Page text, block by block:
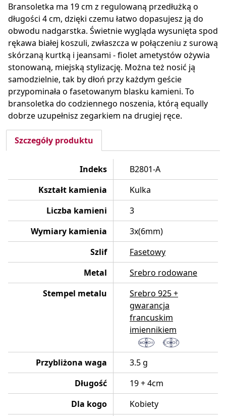
Bransoletka ma 19 cm z regulowaną przedłużką o
długości 4 cm, dzięki czemu łatwo dopasujesz ją do
obwodu nadgarstka. Świetnie wygląda wysunięta spod
rękawa białej koszuli, zwłaszcza w połączeniu z surową
skórzaną kurtką i jeansami - fiolet ametystów ożywia
stonowaną, miejską stylizację. Można też nosić ją
samodzielnie, tak by dłoń przy każdym geście
przypominała o fasetowanym blasku kamieni. To
bransoletka do codziennego noszenia, którą equally
dobrze uzupełnisz zegarkiem na drugiej ręce.
Szczegóły produktu
Indeks
B2801-A
Kształt kamienia
Kulka
Liczba kamieni
3
Wymiary kamienia
3x(6mm)
Szlif
Fasetowy
Metal
Srebro rodowane
Stempel metalu
Srebro 925 +
gwarancja
francuskim
imiennikiem
Przybliżona waga
3.5 g
Długość
19 + 4cm
Dla kogo
Kobiety